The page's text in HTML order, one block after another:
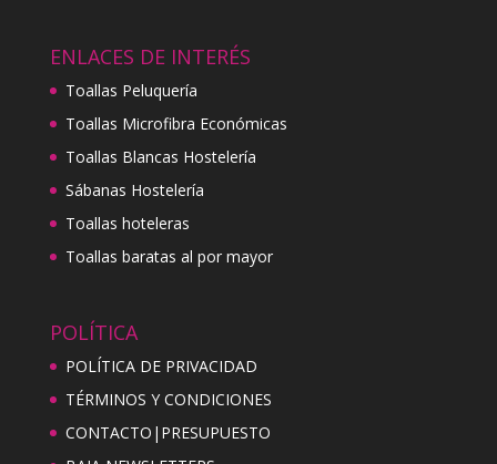
ENLACES DE INTERÉS
Toallas Peluquería
Toallas Microfibra Económicas
Toallas Blancas Hostelería
Sábanas Hostelería
Toallas hoteleras
Toallas baratas al por mayor
POLÍTICA
POLÍTICA DE PRIVACIDAD
TÉRMINOS Y CONDICIONES
CONTACTO|PRESUPUESTO